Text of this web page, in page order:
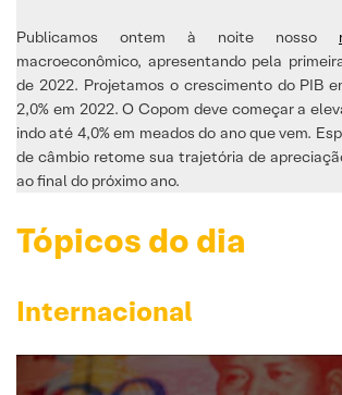
Publicamos ontem à noite nosso
macroeconômico, apresentando pela
de 2022. Projetamos o crescimento do PIB
2,0% em 2022. O Copom deve começar a
indo até 4,0% em meados do ano que vem.
de câmbio retome sua trajetória de
ao final do próximo ano.
Tópicos do dia
Internacional